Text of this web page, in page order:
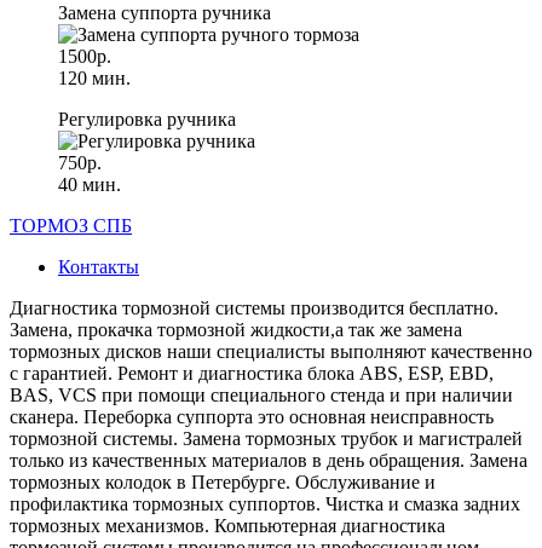
Замена суппорта ручника
1500р.
120 мин.
Регулировка ручника
750р.
40 мин.
ТОРМОЗ СПБ
Контакты
Диагностика тормозной системы производится бесплатно.
Замена, прокачка тормозной жидкости,а так же замена
тормозных дисков наши специалисты выполняют качественно
с гарантией. Ремонт и диагностика блока ABS, ESP, EBD,
BAS, VCS при помощи специального стенда и при наличии
сканера. Переборка суппорта это основная неисправность
тормозной системы. Замена тормозных трубок и магистралей
только из качественных материалов в день обращения. Замена
тормозных колодок в Петербурге. Обслуживание и
профилактика тормозных суппортов. Чистка и смазка задних
тормозных механизмов. Компьютерная диагностика